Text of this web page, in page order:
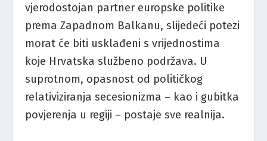
vjerodostojan partner europske politike
prema Zapadnom Balkanu, slijedeći potezi
morat će biti usklađeni s vrijednostima
koje Hrvatska službeno podržava. U
suprotnom, opasnost od političkog
relativiziranja secesionizma – kao i gubitka
povjerenja u regiji – postaje sve realnija.